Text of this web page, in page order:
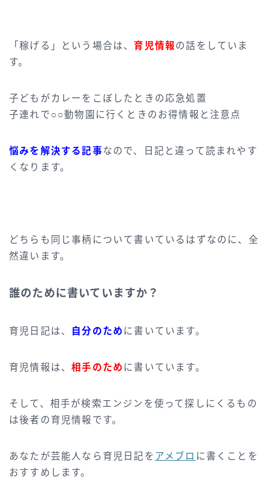
「稼げる」という場合は、育児情報の話をしていま
す。
子どもがカレーをこぼしたときの応急処置
子連れで○○動物園に行くときのお得情報と注意点
悩みを解決する記事なので、日記と違って読まれやす
くなります。
どちらも同じ事柄について書いているはずなのに、全
然違います。
誰のために書いていますか？
育児日記は、 自分のため に書いています。
育児情報は、相手のため に書いています。
そして、相手が検索エンジンを使って探しにくるもの
は後者の育児情報です。
あなたが芸能人なら育児日記を アメブロ に書くことを
おすすめします。